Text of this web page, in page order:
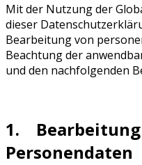
Mit der Nutzung der
dieser
Bearbeitung von
Beachtung der
und den nachfolgenden
1. Bearbeitung
Personendaten